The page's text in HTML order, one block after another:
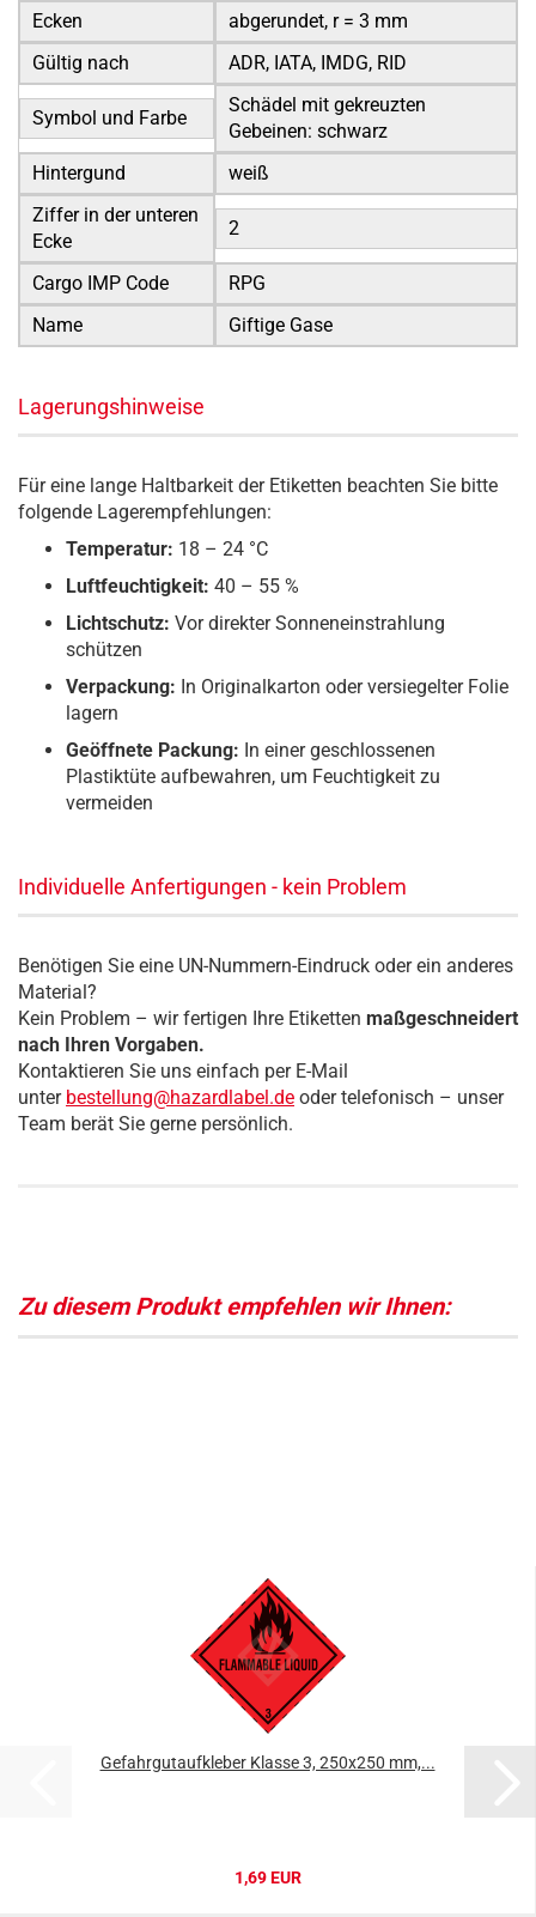
Ecken
abgerundet, r = 3 mm
Gültig nach
ADR, IATA, IMDG, RID
Symbol und Farbe
Schädel mit gekreuzten
Gebeinen: schwarz
Hintergund
weiß
Ziffer in der unteren
Ecke
2
Cargo IMP Code
RPG
Name
Giftige Gase
Lagerungshinweise
Für eine lange Haltbarkeit der Etiketten beachten Sie bitte
folgende Lagerempfehlungen:
Temperatur: 18 – 24 °C
Luftfeuchtigkeit: 40 – 55 %
Lichtschutz: Vor direkter Sonneneinstrahlung
schützen
Verpackung: In Originalkarton oder versiegelter Folie
lagern
Geöffnete Packung: In einer geschlossenen
Plastiktüte aufbewahren, um Feuchtigkeit zu
vermeiden
Individuelle Anfertigungen - kein Problem
Benötigen Sie eine UN-Nummern-Eindruck oder ein anderes
Material?
Kein Problem – wir fertigen Ihre Etiketten maßgeschneidert
nach Ihren Vorgaben.
Kontaktieren Sie uns einfach per E-Mail
unter bestellung@hazardlabel.de oder telefonisch – unser
Team berät Sie gerne persönlich.
Zu diesem Produkt empfehlen wir Ihnen:
Gefahrgutaufkleber Klasse 3, 250x250 mm,...
1,69 EUR